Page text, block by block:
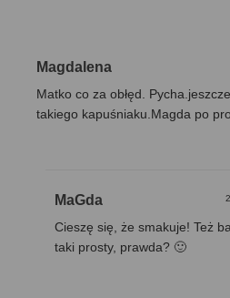
Magdalena
Matko co za obłęd.
takiego kapuśniaku.Magda po
MaGda
Cieszę się, że smakuje! Też
taki prosty, prawda? 🙂